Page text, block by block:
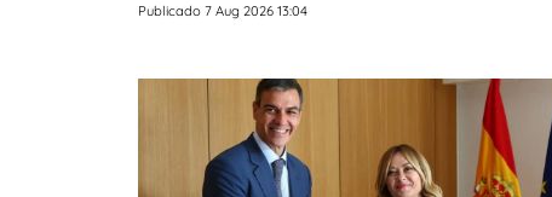
Publicado 7 Aug 2026 13:04